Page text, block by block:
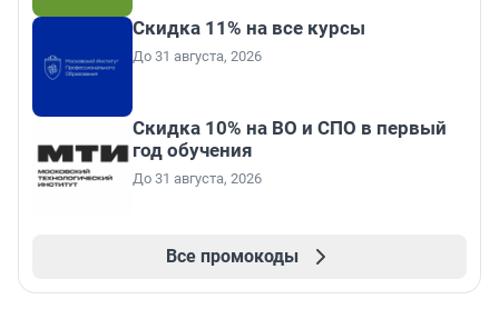
Скидка 11% на все курсы
До 31 августа, 2026
Скидка 10% на ВО и СПО в первый
год обучения
До 31 августа, 2026
Все промокоды